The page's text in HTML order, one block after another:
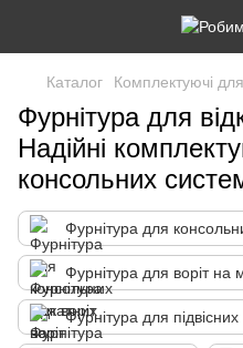
Каталог Комплектуючі для
Фурнітура для
Надійні
консольних
Фурнітура для
Фурнітура для воріт на
Фурнітура для підвісних